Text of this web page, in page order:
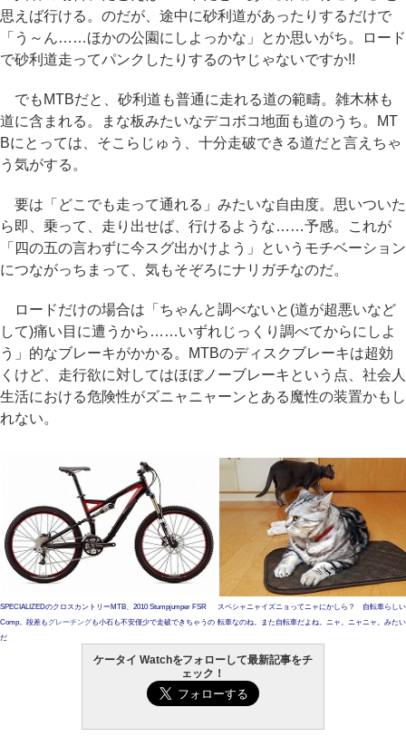
思えば行ける。のだが、途中に砂利道があったりするだけで
「う～ん……ほかの公園にしよっかな」とか思いがち。ロード
で砂利道走ってパンクしたりするのヤじゃないですか!!
でもMTBだと、砂利道も普通に走れる道の範疇。雑木林も
道に含まれる。まな板みたいなデコボコ地面も道のうち。MT
Bにとっては、そこらじゅう、十分走破できる道だと言えちゃ
う気がする。
要は「どこでも走って通れる」みたいな自由度。思いついた
ら即、乗って、走り出せば、行けるような……予感。これが
「四の五の言わずに今スグ出かけよう」というモチベーション
につながっちまって、気もそぞろにナリガチなのだ。
ロードだけの場合は「ちゃんと調べないと(道が超悪いなど
して)痛い目に遭うから……いずれじっくり調べてからにしよ
う」的なブレーキがかかる。MTBのディスクブレーキは超効
くけど、走行欲に対してはほぼノーブレーキという点、社会人
生活における危険性がズニャニャーンとある魔性の装置かもし
れない。
SPECIALIZEDのクロスカントリーMTB、2010 Stumpjumper FSR
Comp。段差も グレーチングも小石も不安僅少で走破できちゃうの
だ
スペシャニャイズニョってニャにかしら？ 自転車らし
転車なのね。また自転車だよね。ニャ。ニャニャ。みた
ケータイ Watchをフォローして最新記事をチ
ェック！